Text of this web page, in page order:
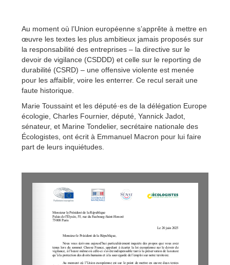
Au moment où l’Union européenne s’apprête à mettre en
œuvre les textes les plus ambitieux jamais proposés sur
la responsabilité des entreprises – la directive sur le
devoir de vigilance (CSDDD) et celle sur le reporting de
durabilité (CSRD) – une offensive violente est menée
pour les affaiblir, voire les enterrer. Ce recul serait une
faute historique.
Marie Toussaint et les député·es de la délégation Europe
écologie, Charles Fournier, député, Yannick Jadot,
sénateur, et Marine Tondelier, secrétaire nationale des
Écologistes, ont écrit à Emmanuel Macron pour lui faire
part de leurs inquiétudes.